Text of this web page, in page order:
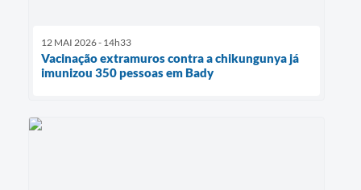
12 MAI 2026 - 14h33
Vacinação extramuros contra a chikungunya já
imunizou 350 pessoas em Bady